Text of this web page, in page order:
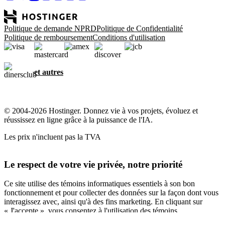
Politique de demande NPRDPolitique de Confidentialité
Politique de remboursementConditions d'utilisation
et autres
© 2004-2026 Hostinger. Donnez vie à vos projets, évoluez et
réussissez en ligne grâce à la puissance de l'IA.
Les prix n'incluent pas la TVA
Le respect de votre vie privée, notre priorité
Ce site utilise des témoins informatiques essentiels à son bon
fonctionnement et pour collecter des données sur la façon dont vous
interagissez avec, ainsi qu'à des fins marketing. En cliquant sur
« J'accepte », vous consentez à l'utilisation des témoins